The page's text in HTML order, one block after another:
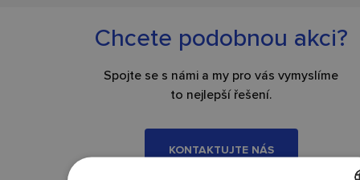
Chcete podobnou akci?
Spojte se s námi a my pro vás vymyslíme
to nejlepší řešení.
KONTAKTUJTE NÁS